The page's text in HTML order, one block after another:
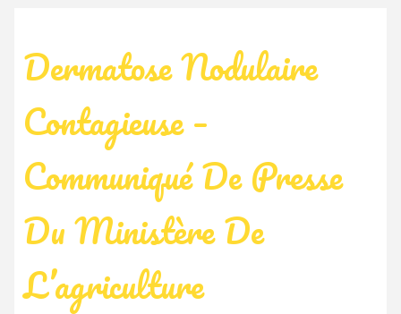
Dermatose Nodulaire
Contagieuse –
Communiqué De Presse
Du Ministère De
L’agriculture